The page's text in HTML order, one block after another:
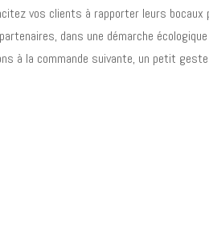
vos clients à rapporter leurs bocaux
dans une démarche
à la commande suivante, un petit